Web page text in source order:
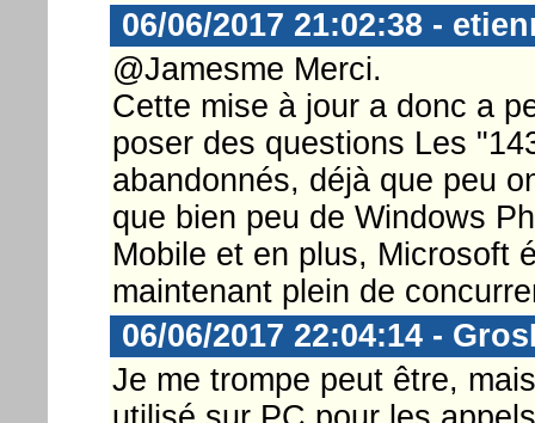
06/06/2017 21:02:38 -
@Jamesme Merci.
Cette mise à jour a donc a
poser des questions Les
abandonnés, déjà que peu
que bien peu de Windows
Mobile et en plus, Microsoft
maintenant plein de
06/06/2017 22:04:14 -
Je me trompe peut être,